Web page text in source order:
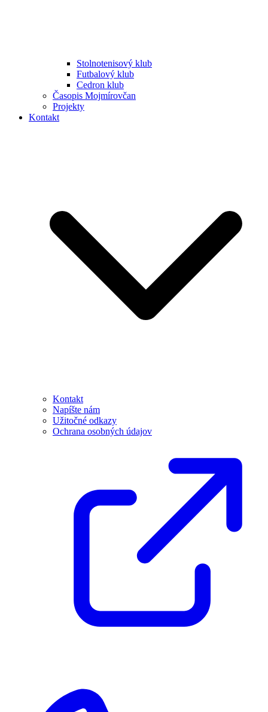
Stolnotenisový klub
Futbalový klub
Cedron klub
Časopis Mojmírovčan
Projekty
Kontakt
Kontakt
Napíšte nám
Užitočné odkazy
Ochrana osobných údajov